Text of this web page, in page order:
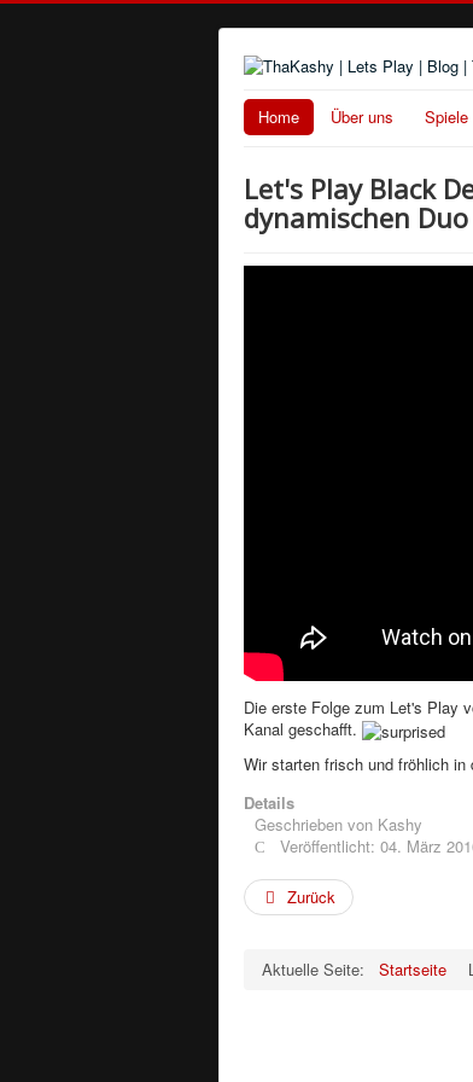
Home Über uns
Let's Play Black
dynamischen Duo
Die erste Folge zum Let's Play
Kanal geschafft.
Wir starten frisch und fröhlich
Details
Geschrieben von Kashy
Veröffentlicht: 04. März
Zurück
Aktuelle Seite: Startseite